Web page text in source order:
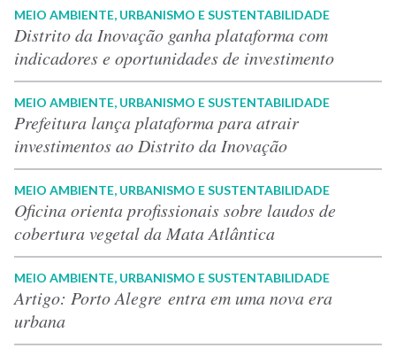
MEIO AMBIENTE, URBANISMO E SUSTENTABILIDADE
Distrito da Inovação ganha plataforma com
indicadores e oportunidades de investimento
MEIO AMBIENTE, URBANISMO E SUSTENTABILIDADE
Prefeitura lança plataforma para atrair
investimentos ao Distrito da Inovação
MEIO AMBIENTE, URBANISMO E SUSTENTABILIDADE
Oficina orienta profissionais sobre laudos de
cobertura vegetal da Mata Atlântica
MEIO AMBIENTE, URBANISMO E SUSTENTABILIDADE
Artigo: Porto Alegre entra em uma nova era
urbana